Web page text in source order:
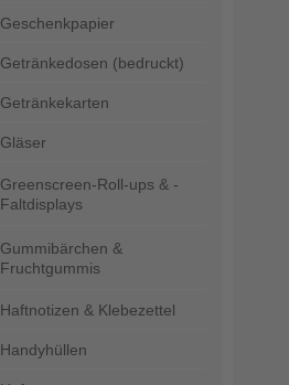
Geschenkpapier
Getränkedosen (bedruckt)
Getränkekarten
Gläser
Greenscreen-Roll-ups & -
Faltdisplays
Gummibärchen &
Fruchtgummis
Haftnotizen & Klebezettel
Handyhüllen